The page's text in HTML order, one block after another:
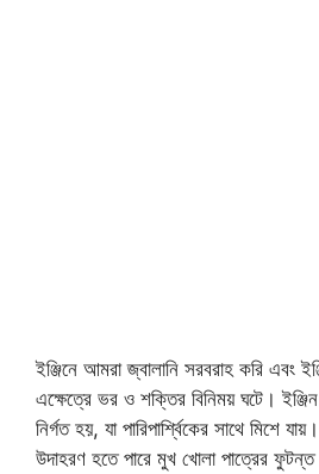
ইঞ্জিনে আমরা জ্বালানি সরবরাহ করি এবং
এক্ষেত্রে ভর ও শক্তির বিনিময় ঘটে।
নির্গত হয়, যা পারিপার্শ্বিকের সাথে মিশে
উদাহরণ হতে পারে মুখ খোলা পাত্রের ফুটন্ত